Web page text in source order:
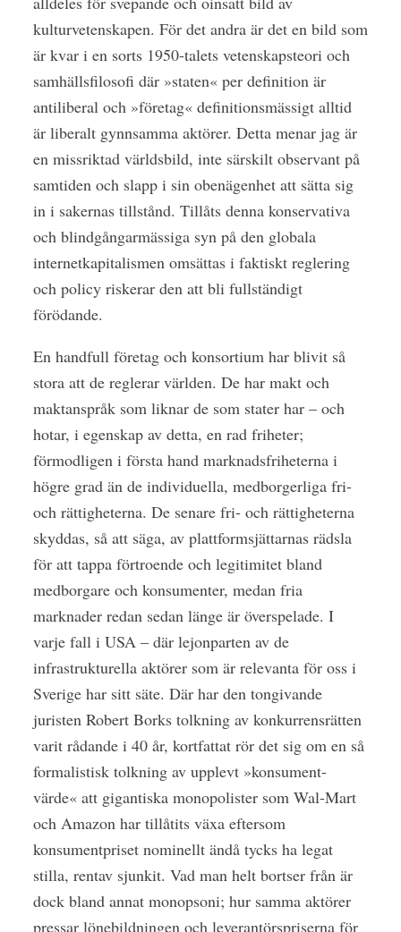
kulturvetenskapen. För det andra är det en bild som
är kvar i en sorts 1950-talets vetenskapsteori och
samhällsfilosofi där »staten« per definition är
antiliberal och »företag« definitionsmässigt alltid
är liberalt gynnsamma aktörer. Detta menar jag är
en missriktad världsbild, inte särskilt observant på
samtiden och slapp i sin obenägenhet att sätta sig
in i sakernas tillstånd. Tillåts denna konservativa
och blindgångarmässiga syn på den globala
internetkapitalismen omsättas i faktiskt reglering
och policy riskerar den att bli fullständigt
förödande.
En handfull företag och konsortium har blivit så
stora att de reglerar världen. De har makt och
maktanspråk som liknar de som stater har – och
hotar, i egenskap av detta, en rad friheter;
förmodligen i första hand marknadsfriheterna i
högre grad än de individuella, medborgerliga fri-
och rättigheterna. De senare fri- och rättigheterna
skyddas, så att säga, av plattformsjättarnas rädsla
för att tappa förtroende och legitimitet bland
medborgare och konsumenter, medan fria
marknader redan sedan länge är överspelade. I
varje fall i USA – där lejonparten av de
infrastrukturella aktörer som är relevanta för oss i
Sverige har sitt säte. Där har den tongivande
juristen Robert Borks tolkning av konkurrensrätten
varit rådande i 40 år, kortfattat rör det sig om en så
formalistisk tolkning av upplevt »konsument-
värde« att gigantiska monopolister som Wal-Mart
och Amazon har tillåtits växa eftersom
konsumentpriset nominellt ändå tycks ha legat
stilla, rentav sjunkit. Vad man helt bortser från är
dock bland annat monopsoni; hur samma aktörer
pressar lönebildningen och leverantörspriserna för